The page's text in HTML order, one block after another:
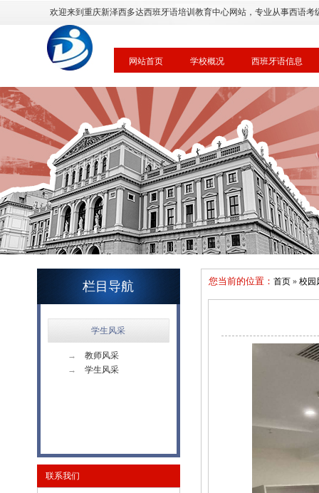
欢迎来到重庆新泽西多达西班牙语培训教育中心网站，专业从事西语考
网站首页 学校概况 西班牙语信息
栏目导航
学生风采
→
教师风采
→
学生风采
联系我们
您当前的位置： 首页» 校园